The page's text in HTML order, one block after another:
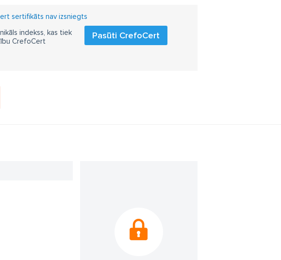
sertifikāts nav izsniegts
Pasūti CrefoCert
indekss, kas tiek
CrefoCert